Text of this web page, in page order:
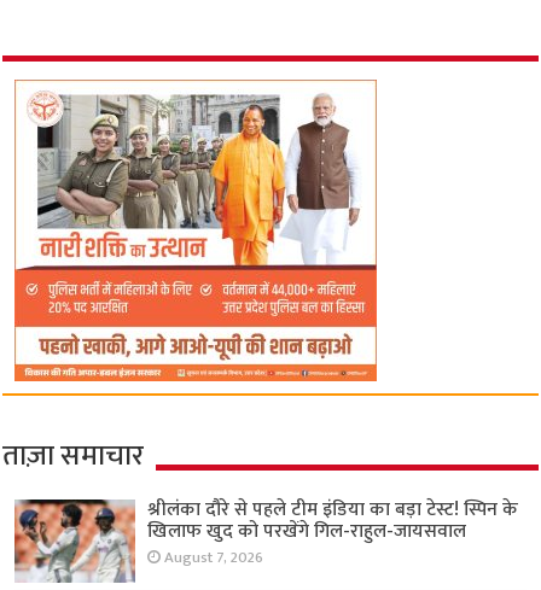
ताज़ा समाचार
श्रीलंका दौरे से पहले टीम इंडिया का बड़ा टेस्ट! स्पिन के
खिलाफ खुद को परखेंगे गिल-राहुल-जायसवाल
August 7, 2026